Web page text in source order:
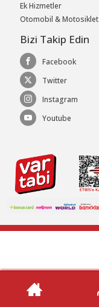
Ek Hizmetler
Otomobil & Motosiklet
Bizi Takip Edin
Facebook
Twitter
Instagram
Youtube